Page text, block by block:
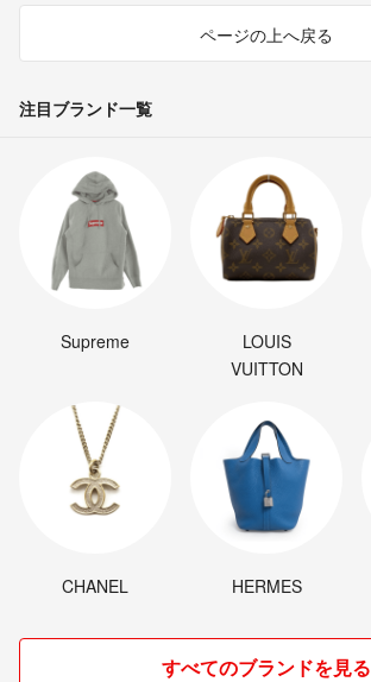
ページの上へ戻る
注目ブランド一覧
Supreme
LOUIS
VUITTON
CHANEL HERMES
すべてのブランドを見る